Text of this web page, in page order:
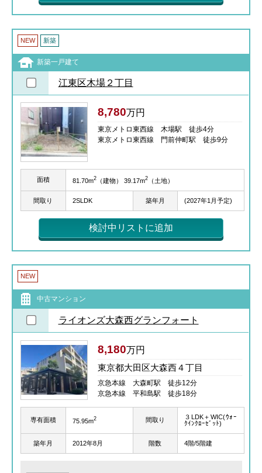
NEW 新築
新築一戸建て
江東区木場２丁目
8,780万円
東京メトロ東西線 木場駅 徒歩4分
東京メトロ東西線 門前仲町駅 徒歩9分
面積 81.70m2（建物） 39.17m2（土地）
間取り 2SLDK 築年月 (2027年1月予定)
検討中リストに追加
NEW
中古マンション
ライオンズ大森西グランフォート
8,180万円
東京都大田区大森西４丁目
京急本線 大森町駅 徒歩12分
京急本線 平和島駅 徒歩18分
専有面積 75.95m2 間取り
３LDK＋WIC(ｳｫｰ
ｸｲﾝｸﾛｰｾﾞｯﾄ)
築年月 2012年8月 階数 4階/5階建